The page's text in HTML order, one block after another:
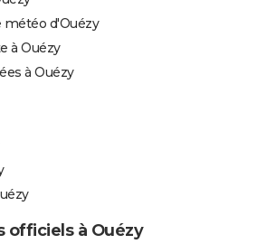
d'Ouézy
à Ouézy
à Ouézy
officiels à Ouézy